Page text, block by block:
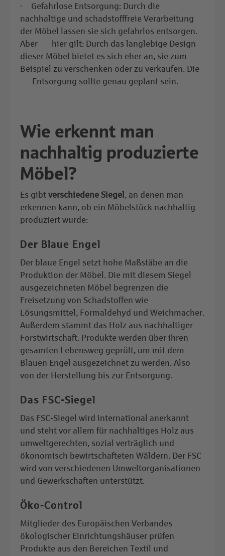
· Gefahrlose Entsorgung: Durch die
nachhaltige und schadstofffreie Verarbeitung
der Möbel lassen sie sich gefahrlos entsorgen.
Aber hier gilt: Durch das langlebige Design
dieser Möbel bietet es sich eher an, sie zum
Beispiel zu verschenken oder zu verkaufen. Die
Entsorgung sollte genau geplant sein.
Wie erkennt man
nachhaltig produzierte
Möbel?
Es gibt verschiedene Siegel, an denen man
erkennen kann, ob ein Möbelstück nachhaltig
produziert wurde:
Der Blaue Engel
Der blaue Engel setzt hohe Maßstäbe an die
Produktion der Möbel. Die mit diesem Siegel
ausgezeichneten Möbel begrenzen die
Freisetzung von Schadstoffen wie
Lösungsmittel, Formaldehyd und Weichmacher.
Außerdem stammt das Holz aus nachhaltiger
Forstwirtschaft. Produkte werden über ihren
gesamten Lebensweg geprüft, um mit dem
Blauen Engel ausgezeichnet zu werden. Also
von der Herstellung bis zur Entsorgung.
Das FSC-Siegel
Das FSC-Siegel wird international anerkannt
und steht vor allem für nachhaltiges Holz aus
umweltgerechten, sozial verträglich und
ökonomisch bewirtschafteten Wäldern. Der FSC
wird von verschiedenen Umweltorganisationen
und Gewerkschaften unterstützt.
Öko-Control
Mitglieder des Europäischen Verbandes
ökologischer Einrichtungshäuser prüfen
Produkte aus den Bereichen Textil und